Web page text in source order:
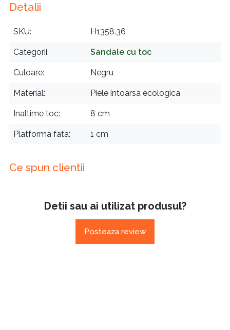
Detalii
SKU H1358.36
Categorii Sandale cu toc
Culoare Negru
Material Piele intoarsa ecologica
Inaltime toc 8 cm
Platforma fata 1 cm
Ce spun clientii
Detii sau ai utilizat produsul?
Posteaza review